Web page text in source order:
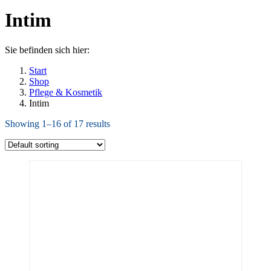
Intim
Sie befinden sich hier:
Start
Shop
Pflege & Kosmetik
Intim
Showing 1–16 of 17 results